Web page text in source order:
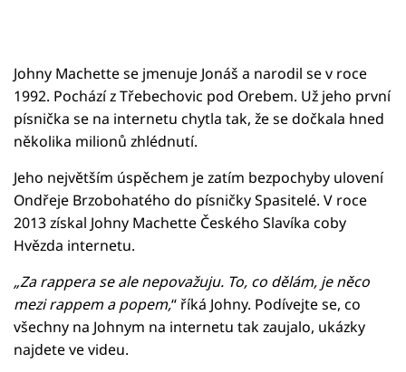
Johny Machette se jmenuje Jonáš a narodil se v roce
1992. Pochází z Třebechovic pod Orebem. Už jeho první
písnička se na internetu chytla tak, že se dočkala hned
několika milionů zhlédnutí.
Jeho největším úspěchem je zatím bezpochyby ulovení
Ondřeje Brzobohatého do písničky Spasitelé. V roce
2013 získal Johny Machette Českého Slavíka coby
Hvězda internetu.
„Za rappera se ale nepovažuju. To, co dělám, je něco
mezi rappem a popem,“ říká Johny. Podívejte se, co
všechny na Johnym na internetu tak zaujalo, ukázky
najdete ve videu.